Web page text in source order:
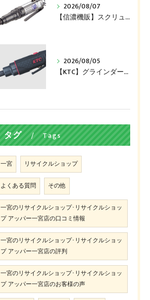
2026/08/07
【信濃機販】スクリュードライバー（SI-1161）買い取ります！
2026/08/05
【KTC】グラインダー（JAP510）買い取ります！
タグ Tags
一宮 リサイクルショップ
よくある質問 その他
一宮のリサイクルショップ･リサイクルショッ
プ アッパー一宮店の口コミ情報
一宮のリサイクルショップ･リサイクルショッ
プ アッパー一宮店の評判
一宮のリサイクルショップ･リサイクルショッ
プ アッパー一宮店のお客様の声